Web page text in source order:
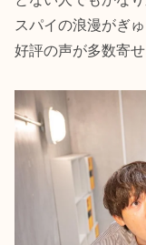
スパイの浪漫がぎ
好評の声が多数寄せ